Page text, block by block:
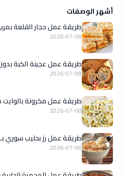
أشهر الوصفات
طريقة عمل حجار القلعة
2026-07-08
طريقة عمل عجينة الكبة
2026-07-08
طريقة عمل مكرونة
2026-07-08
طريقة عمل رز بحليب سوري بـ 5 مكونات
2026-07-08